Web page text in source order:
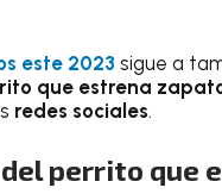
este 2023 sigue a
que estrena
redes sociales.
perrito que